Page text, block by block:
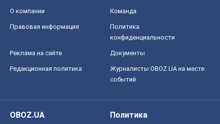
О компании Команда
Правовая информация
Политика
конфиденциальности
Реклама на сайте Документы
Редакционная политика
Журналисты OBOZ.UA на месте
событий
OBOZ.UA
Политика